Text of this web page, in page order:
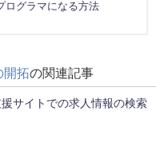
ログラマになる方法
開拓の関連記事
援サイトでの求人情報の検索